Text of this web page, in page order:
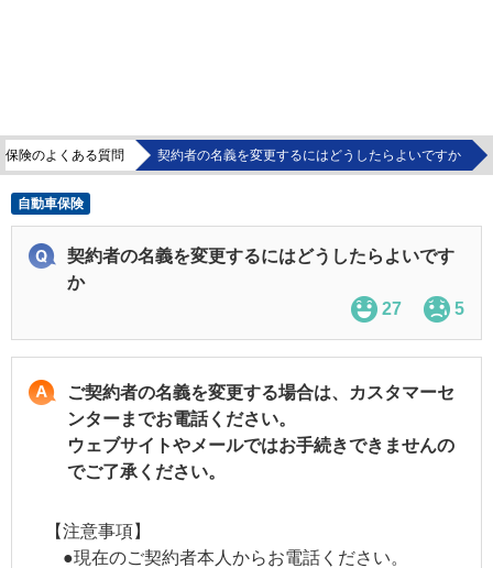
保険のよくある質問 契約者の名義を変更するにはどうしたらよいですか
自動車保険
契約者の名義を変更するにはどうしたらよいです
か
27
5
ご契約者の名義を変更する場合は、カスタマーセ
ンターまでお電話ください。
ウェブサイトやメールではお手続きできませんの
でご了承ください。
【注意事項】
●現在のご契約者本人からお電話ください。